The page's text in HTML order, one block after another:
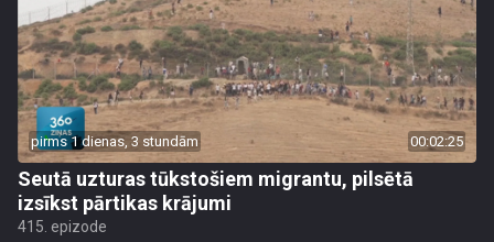
pirms 1 dienas, 3 stundām 00:02:25
Seutā uzturas tūkstošiem migrantu, pilsētā
izsīkst pārtikas krājumi
415. epizode